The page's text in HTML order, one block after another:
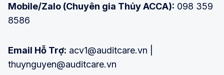
Mobile/Zalo (Chuyên gia Thủy ACCA): 098 359
8586
Email Hỗ Trợ: acv1@auditcare.vn |
thuynguyen@auditcare.vn